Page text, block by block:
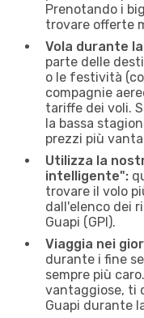
Prenotando i
trovare offerte
Vola durante
parte delle
o le festività
compagnie
tariffe dei voli.
la bassa
prezzi più
Utilizza la
intelligente":
trovare il volo
dall'elenco dei
Guapi (GPI).
Viaggia nei
durante i fine
sempre più
vantaggiose, ti
Guapi durante